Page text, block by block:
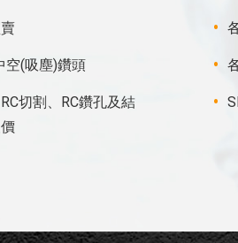
空(吸塵)鑽頭
切割、RC鑽孔及結